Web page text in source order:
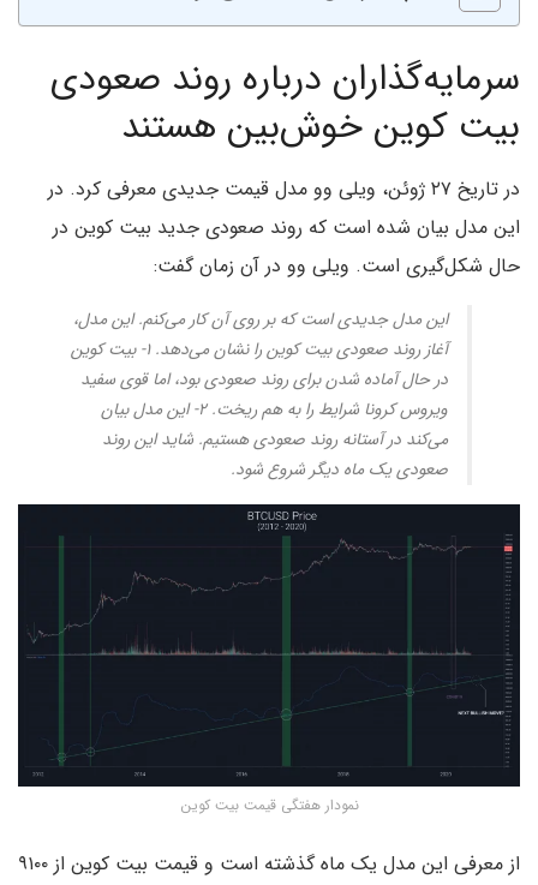
سرمایه‌گذاران درباره روند صعودی
بیت کوین خوش‌بین هستند
در تاریخ ۲۷ ژوئن، ویلی وو مدل قیمت جدیدی معرفی کرد. در
این مدل بیان شده است که روند صعودی جدید بیت کو‌ین در
حال شکل‌گیری است. ویلی وو در آن زمان گفت:
این مدل جدیدی است که بر روی آن کار می‌کنم. این مدل،
آغاز روند صعودی بیت کوین را نشان می‌دهد. ۱- بیت کوین
در حال آماده شدن برای روند صعودی بود، اما قوی سفید
ویروس کرونا شرایط را به هم ریخت. ۲- این مدل بیان
می‌کند در آستانه روند صعودی هستیم. شاید این روند
صعودی یک ماه دیگر شروع شود.
نمودار هفتگی قیمت بیت کوین
از معرفی این مدل یک ماه گذشته است و قیمت بیت کوین از ۹۱۰۰